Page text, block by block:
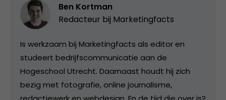
Ben Kortman
Redacteur bij Marketingfacts
Is werkzaam bij Marketingfacts als editor en
studeert bedrijfscommunicatie aan de
Hogeschool Utrecht. Daarnaast houdt hij zich
bezig met fotografie, online journalisme,